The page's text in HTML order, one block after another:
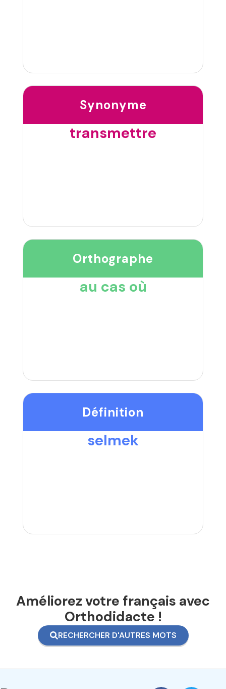
Synonyme
transmettre
Orthographe
au cas où
Définition
selmek
Améliorez votre français avec
Orthodidacte !
RECHERCHER D'AUTRES MOTS